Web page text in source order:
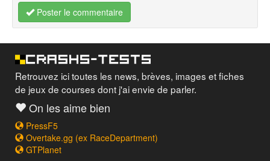
Poster le commentaire
Retrouvez ici toutes les news, brèves, images et fiches
de jeux de courses dont j'ai envie de parler.
On les aime bien
PressF5
Overtake.gg (ex RaceDepartment)
GTPlanet